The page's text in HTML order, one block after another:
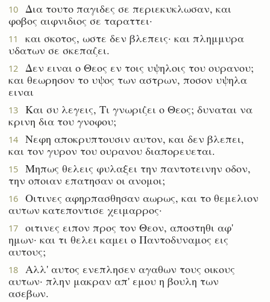
10
Δια τουτο παγιδες σε περιεκυκλωσαν, και
φοβος αιφνιδιος σε ταραττει·
11
και σκοτος, ωστε δεν βλεπεις· και πλημμυρα
υδατων σε σκεπαζει.
12
Δεν ειναι ο Θεος εν τοις υψηλοις του ουρανου;
και θεωρησον το υψος των αστρων, ποσον υψηλα
ειναι
13
Και συ λεγεις, Τι γνωριζει ο Θεος; δυναται να
κρινη δια του γνοφου;
14
Νεφη αποκρυπτουσιν αυτον, και δεν βλεπει,
και τον γυρον του ουρανου διαπορευεται.
15
Μηπως θελεις φυλαξει την παντοτεινην οδον,
την οποιαν επατησαν οι ανομοι;
16
Οιτινες αφηρπασθησαν αωρως, και το θεμελιον
αυτων κατεποντισε χειμαρρος·
17
οιτινες ειπον προς τον Θεον, αποστηθι αφ'
ημων· και τι θελει καμει ο Παντοδυναμος εις
αυτους;
18
Αλλ' αυτος ενεπλησεν αγαθων τους οικους
αυτων· πλην μακραν απ' εμου η βουλη των
ασεβων.